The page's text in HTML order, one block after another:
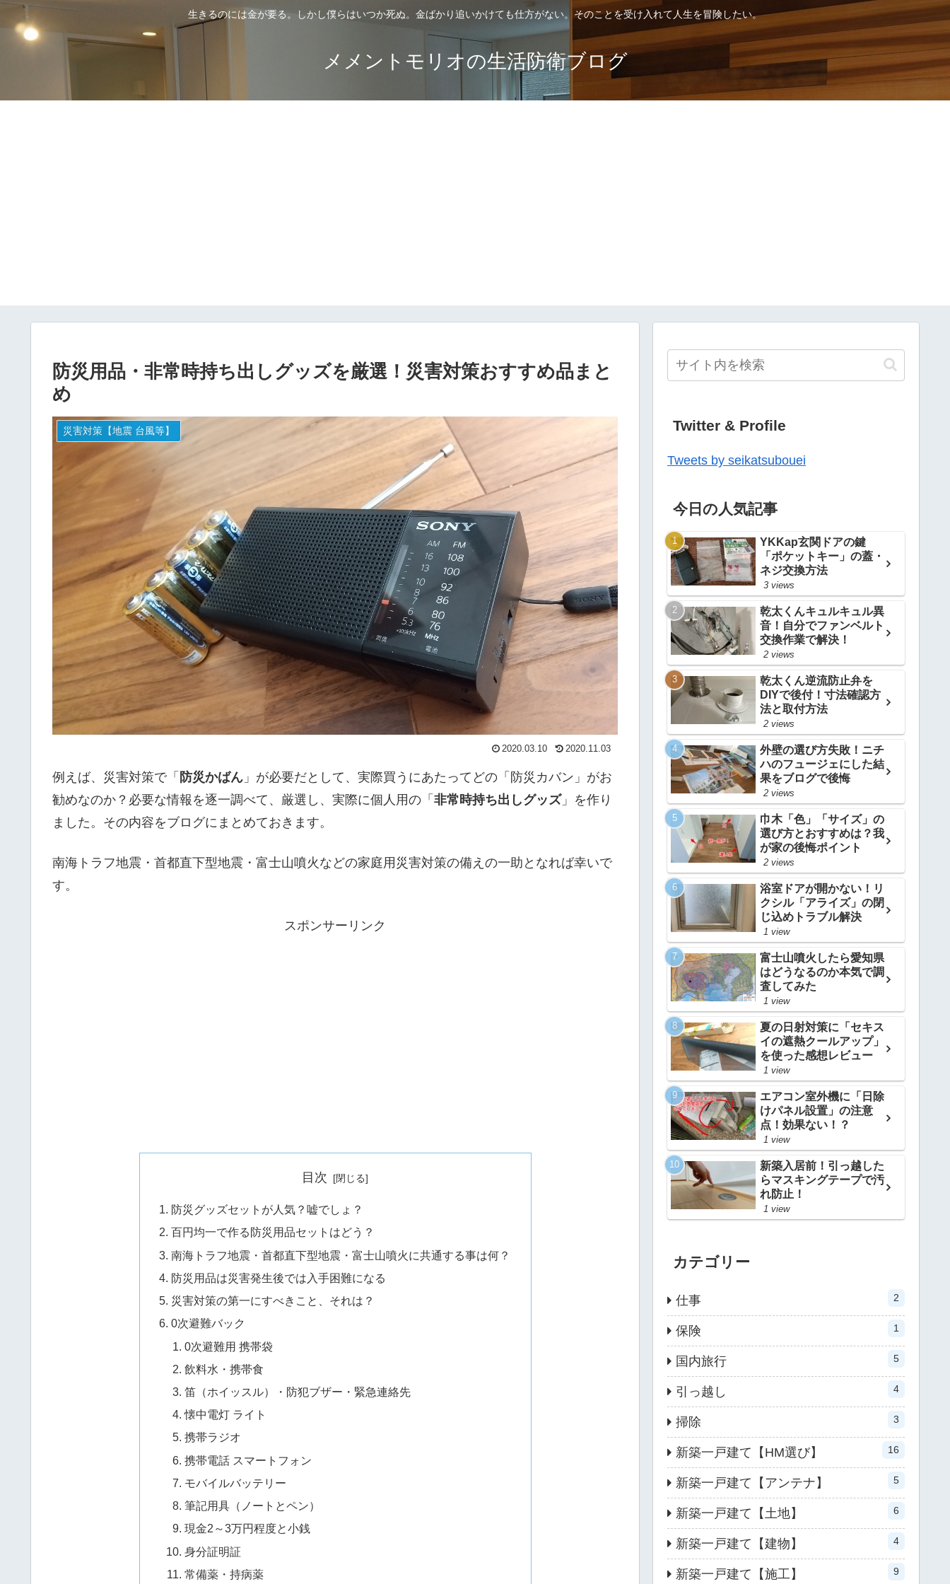
生きるのには金が要る。しかし僕らはいつか死ぬ。金ばかり追いかけても仕方がない。そのことを受け入れて人生を冒険したい。
メメントモリオの生活防衛ブログ
防災用品・非常時持ち出しグッズを厳選！災害対策おすすめ品まと
め
災害対策【地震 台風等】
2020.03.10 2020.11.03
例えば、災害対策で「 防災かばん 」が必要だとして、実際買うにあたってどの「防災カバン」がお
勧めなのか？必要な情報を逐一調べて、厳選し、実際に個人用の「 非常時持ち出しグッズ」を作り
ました。その内容をブログにまとめておきます。
南海トラフ地震・首都直下型地震・富士山噴火などの家庭用災害対策の備えの一助となれば幸いで
す。
スポンサーリンク
目次
防災グッズセットが人気？嘘でしょ？
百円均一で作る防災用品セットはどう？
南海トラフ地震・首都直下型地震・富士山噴火に共通する事は何？
防災用品は災害発生後では入手困難になる
災害対策の第一にすべきこと、それは？
0次避難バック
0次避難用 携帯袋
飲料水・携帯食
笛（ホイッスル）・防犯ブザー・緊急連絡先
懐中電灯 ライト
携帯ラジオ
携帯電話 スマートフォン
モバイルバッテリー
筆記用具（ノートとペン）
現金2～3万円程度と小銭
身分証明証
常備薬・持病薬
Twitter & Profile
Tweets by seikatsubouei
今日の人気記事
YKKap玄関ドアの鍵
「ポケットキー」の蓋・
ネジ交換方法
3 views
乾太くんキュルキュル異
音！自分でファンベルト
交換作業で解決！
2 views
乾太くん逆流防止弁を
DIYで後付！寸法確認方
法と取付方法
2 views
外壁の選び方失敗！ニチ
ハのフュージェにした結
果をブログで後悔
2 views
巾木「色」「サイズ」の
選び方とおすすめは？我
が家の後悔ポイント
2 views
浴室ドアが開かない！リ
クシル「アライズ」の閉
じ込めトラブル解決
1 view
富士山噴火したら愛知県
はどうなるのか本気で調
査してみた
1 view
夏の日射対策に「セキス
イの遮熱クールアップ」
を使った感想レビュー
1 view
エアコン室外機に「日除
けパネル設置」の注意
点！効果ない！？
1 view
新築入居前！引っ越した
らマスキングテープで汚
れ防止！
1 view
カテゴリー
仕事 2
保険 1
国内旅行 5
引っ越し 4
掃除 3
新築一戸建て【HM選び】 16
新築一戸建て【アンテナ】 5
新築一戸建て【土地】 6
新築一戸建て【建物】 4
新築一戸建て【施工】 9